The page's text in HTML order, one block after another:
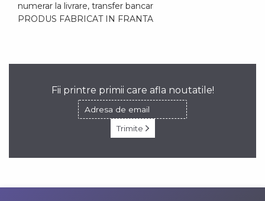
numerar la livrare, transfer bancar
PRODUS FABRICAT IN FRANTA
Fii printre primii care afla noutatile!
Trimite